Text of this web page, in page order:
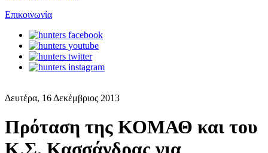
Επικοινωνία
Δευτέρα, 16 Δεκέμβριος 2013
Πρόταση της ΚΟΜΑΘ και του